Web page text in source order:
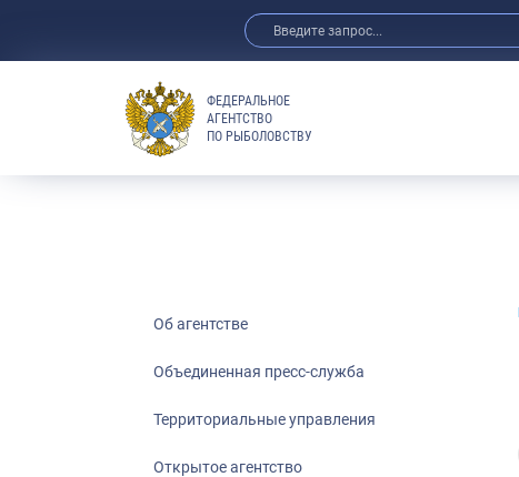
ФЕДЕРАЛЬНОЕ
АГЕНТСТВО
ПО РЫБОЛОВСТВУ
Об агентстве
Объединенная пресс-служба
Территориальные управления
Открытое агентство